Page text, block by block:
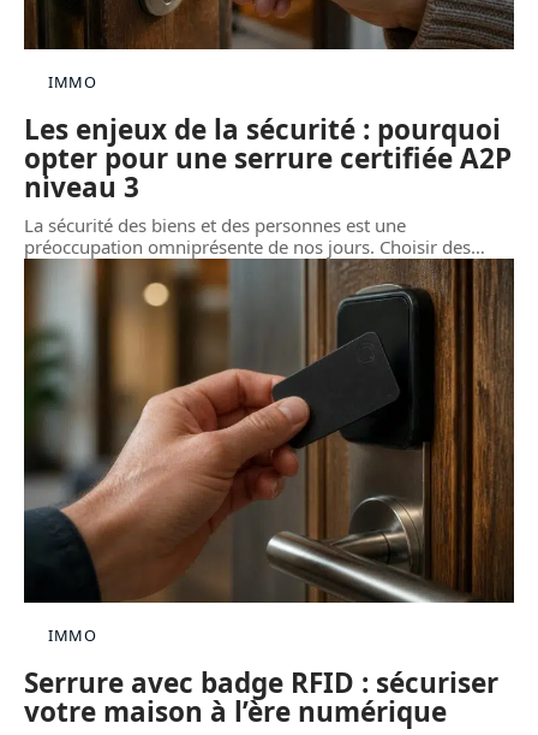
IMMO
Les enjeux de la sécurité : pourquoi
opter pour une serrure certifiée A2P
niveau 3
La sécurité des biens et des personnes est une
préoccupation omniprésente de nos jours. Choisir des…
IMMO
Serrure avec badge RFID : sécuriser
votre maison à l’ère numérique